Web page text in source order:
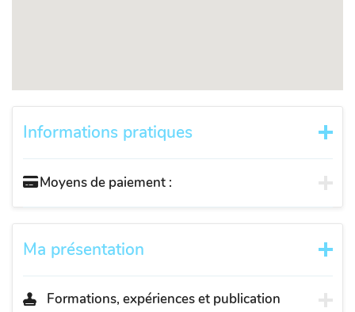
Informations pratiques
Moyens de paiement :
Ma présentation
Formations, expériences et publication